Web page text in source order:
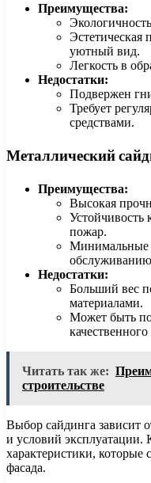
Преимущества:
Эстетическая
уютный вид.
Легкость в
Недостатки:
Подвержен
Требует
средствами.
Металлический
Преимущества:
Высокая
Устойчивость
пожар.
Минимальные
Недостатки:
Больший вес
материалами.
Может быть
Читать так же:
строительстве
Выбор сайдинга зависит
и условий
характеристики,
фасада.